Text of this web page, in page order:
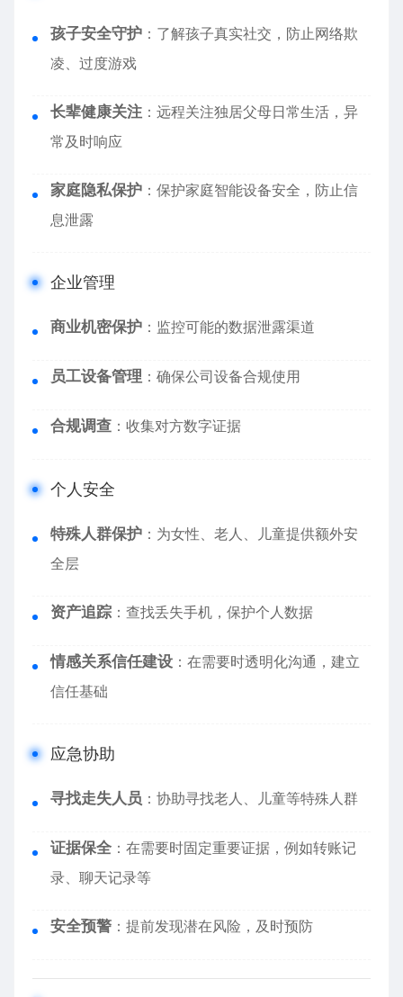
孩子安全守护 ：了解孩子真实社交，防止网络欺
凌、过度游戏
长辈健康关注 ：远程关注独居父母日常生活，异
常及时响应
家庭隐私保护 ：保护家庭智能设备安全，防止信
息泄露
企业管理
商业机密保护 ：监控可能的数据泄露渠道
员工设备管理 ：确保公司设备合规使用
合规调查 ：收集对方数字证据
个人安全
特殊人群保护 ：为女性、老人、儿童提供额外安
全层
资产追踪 ：查找丢失手机，保护个人数据
情感关系信任建设 ：在需要时透明化沟通，建立
信任基础
应急协助
寻找走失人员 ：协助寻找老人、儿童等特殊人群
证据保全 ：在需要时固定重要证据，例如转账记
录、聊天记录等
安全预警 ：提前发现潜在风险，及时预防